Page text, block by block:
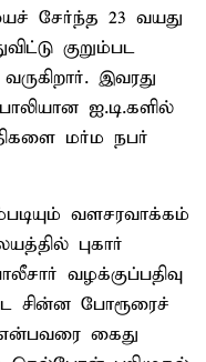
சேர்ந்த 23 வயது
குறும்பட
இவரது
ஐ.டி.களில்
மர்ம நபர்
வளசரவாக்கம்
புகார்
வழக்குப்பதிவு
சின்ன போரூரைச்
கைது